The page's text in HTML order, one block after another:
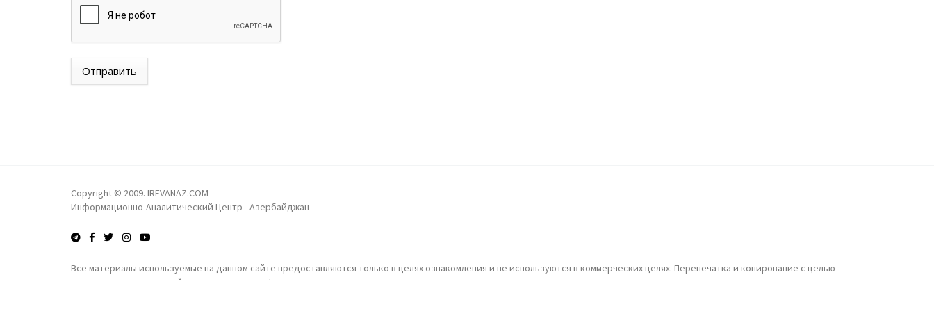
Отправить
Copyright © 2009. IREVANAZ.COM
Информационно-Аналитический Центр - Азербайджан
Все материалы используемые на данном сайте предоставляются только в целях ознакомления и не используются в коммерческих целях. Перепечатка и копирование с целью
получения коммерческой выгоды запрещены!